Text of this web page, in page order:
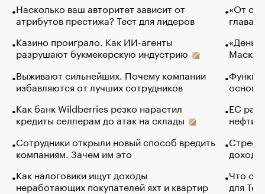
Насколько ваш авторитет зависит от
атрибутов престижа? Тест для лидеров
Казино проиграло. Как ИИ-агенты
разрушают букмекерскую индустрию
Выживают сильнейших. Почему компании
избавляются от лучших сотрудников
Как банк Wildberries резко нарастил
кредиты селлерам до атак на склады
Сотрудники открыли новый способ вредить
компаниям. Зачем им это
Как налоговики ищут доходы
неработающих покупателей яхт и квартир
«От
глава
Маск в
основ
ЕС
нефти
Что
для